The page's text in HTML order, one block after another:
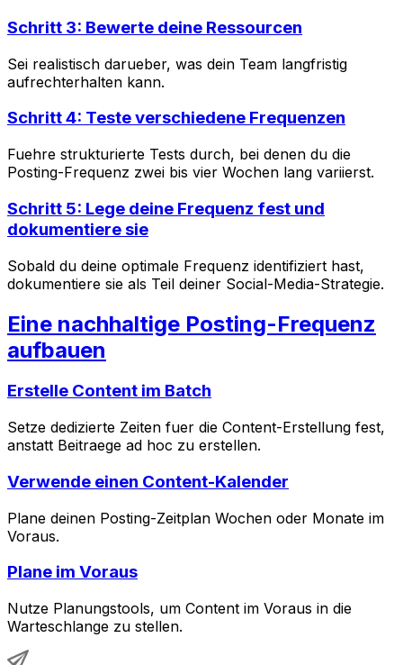
Schritt 3: Bewerte deine Ressourcen
Sei realistisch darueber, was dein Team langfristig
aufrechterhalten kann.
Schritt 4: Teste verschiedene Frequenzen
Fuehre strukturierte Tests durch, bei denen du die
Posting-Frequenz zwei bis vier Wochen lang variierst.
Schritt 5: Lege deine Frequenz fest und
dokumentiere sie
Sobald du deine optimale Frequenz identifiziert hast,
dokumentiere sie als Teil deiner Social-Media-Strategie.
Eine nachhaltige Posting-Frequenz
aufbauen
Erstelle Content im Batch
Setze dedizierte Zeiten fuer die Content-Erstellung fest,
anstatt Beitraege ad hoc zu erstellen.
Verwende einen Content-Kalender
Plane deinen Posting-Zeitplan Wochen oder Monate im
Voraus.
Plane im Voraus
Nutze Planungstools, um Content im Voraus in die
Warteschlange zu stellen.